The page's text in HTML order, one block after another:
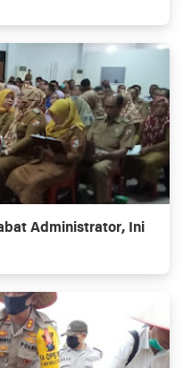
Administrator, Ini